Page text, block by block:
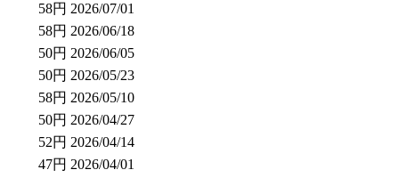
58円 2026/07/01
58円 2026/06/18
50円 2026/06/05
50円 2026/05/23
58円 2026/05/10
50円 2026/04/27
52円 2026/04/14
47円 2026/04/01